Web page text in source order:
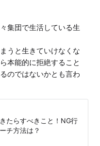
集団で生活している生
うと生きていけなくな
本能的に拒絶すること
のではないかとも言わ
たらすべきこと！NG行
チ方法は？